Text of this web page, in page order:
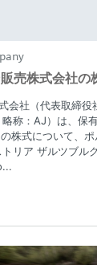
売株式会社の
会社（代表取締役
称：AJ）は、保
株式について、
リア ザルツブル